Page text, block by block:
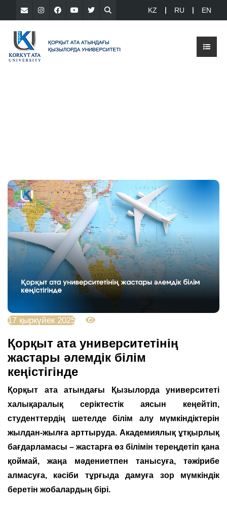
KZ RU EN
17 қыркүйек 2025
Қорқыт ата университетінің
жастары әлемдік білім
кеңістігінде
Қорқыт ата атындағы Қызылорда университеті
халықаралық серіктестік аясын кеңейтіп,
студенттердің шетелде білім алу мүмкіндіктерін
жылдан-жылға арттыруда. Академиялық ұтқырлық
бағдарламасы – жастарға өз білімін тереңдетіп қана
қоймай, жаңа мәдениетпен танысуға, тәжірибе
алмасуға, кәсіби тұрғыда дамуға зор мүмкіндік
беретін жобалардың бірі.